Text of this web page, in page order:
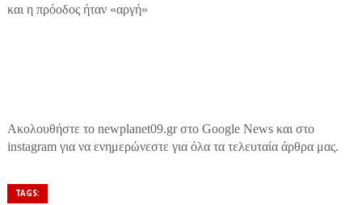
και η πρόοδος ήταν «αργή»
Ακολουθήστε το newplanet09.gr στο Google News και στο
instagram για να ενημερώνεστε για όλα τα τελευταία άρθρα μας.
TAGS: